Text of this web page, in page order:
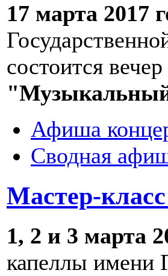
17 марта 2017
состоится
Афиша
Сводная
Мастер-
1, 2 и 3 марта
капеллы имени